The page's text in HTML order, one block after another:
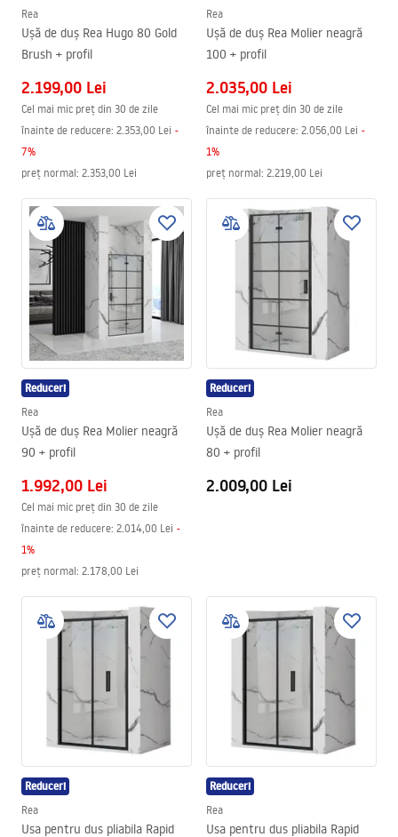
Rea
Ușă de duș Rea Hugo 80 Gold
Brush + profil
2.199,00 Lei
Cel mai mic preț din 30 de zile
înainte de reducere: 2.353,00 Lei -
7%
preț normal: 2.353,00 Lei
Rea
Ușă de duș Rea Molier neagră
100 + profil
2.035,00 Lei
Cel mai mic preț din 30 de zile
înainte de reducere: 2.056,00 Lei -
1%
preț normal: 2.219,00 Lei
Reduceri
Rea
Ușă de duș Rea Molier neagră
90 + profil
1.992,00 Lei
Cel mai mic preț din 30 de zile
înainte de reducere: 2.014,00 Lei -
1%
preț normal: 2.178,00 Lei
Reduceri
Rea
Ușă de duș Rea Molier neagră
80 + profil
2.009,00 Lei
Reduceri
Rea
Usa pentru dus pliabila Rapid
Reduceri
Rea
Usa pentru dus pliabila Rapid